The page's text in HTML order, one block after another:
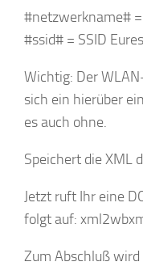
#netzwerkname#
#ssid# = SSID
Wichtig: Der
sich ein hierüber
es auch ohne.
Speichert die XML
Jetzt ruft Ihr eine
folgt auf:
Zum Abschluß